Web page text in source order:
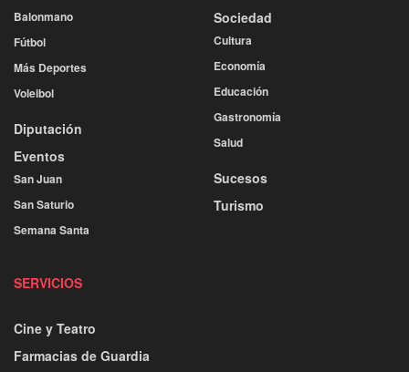
Balonmano
Fútbol
Más Deportes
Voleibol
Diputación
Eventos
San Juan
San Saturio
Semana Santa
Sociedad
Cultura
Economía
Educación
Gastronomía
Salud
Sucesos
Turismo
SERVICIOS
Cine y Teatro
Farmacias de Guardia